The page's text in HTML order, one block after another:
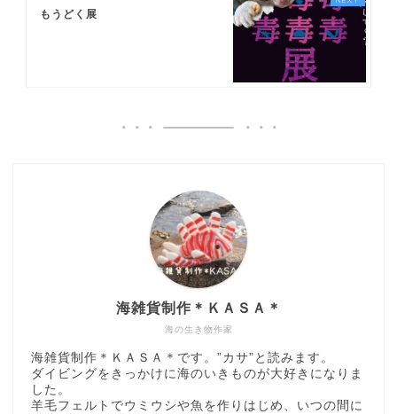
もうどく展
海の生き物作家
海雑貨制作＊ＫＡＳＡ＊
海雑貨制作＊ＫＡＳＡ＊です。”カサ”と読みます。
ダイビングをきっかけに海のいきものが大好きになりま
した。
羊毛フェルトでウミウシや魚を作りはじめ、いつの間に